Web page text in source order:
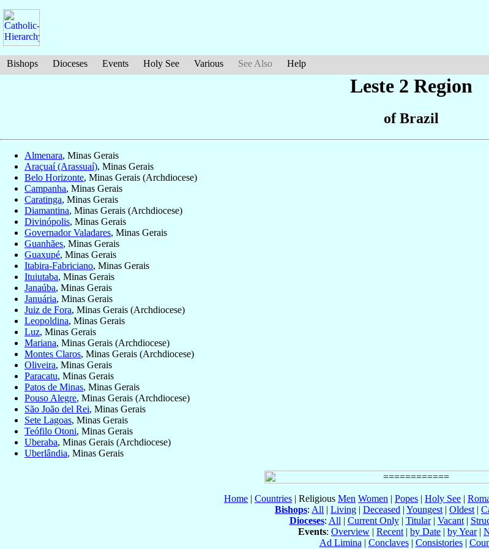
Bishops Dioceses Events Holy See Various See Also Help
Leste 2 Region
of Brazil
Almenara, Minas Gerais
Araçuaí (Arassuaí), Minas Gerais
Belo Horizonte, Minas Gerais (Archdiocese)
Campanha, Minas Gerais
Caratinga, Minas Gerais
Diamantina, Minas Gerais (Archdiocese)
Divinópolis, Minas Gerais
Governador Valadares, Minas Gerais
Guanhães, Minas Gerais
Guaxupé, Minas Gerais
Itabira-Fabriciano, Minas Gerais
Ituiutaba, Minas Gerais
Janaúba, Minas Gerais
Januária, Minas Gerais
Juiz de Fora, Minas Gerais (Archdiocese)
Leopoldina, Minas Gerais
Luz, Minas Gerais
Mariana, Minas Gerais (Archdiocese)
Montes Claros, Minas Gerais (Archdiocese)
Oliveira, Minas Gerais
Paracatu, Minas Gerais
Patos de Minas, Minas Gerais
Pouso Alegre, Minas Gerais (Archdiocese)
São João del Rei, Minas Gerais
Sete Lagoas, Minas Gerais
Teófilo Otoni, Minas Gerais
Uberaba, Minas Gerais (Archdiocese)
Uberlândia, Minas Gerais
Home | Countries | Religious Men Women | Popes | Holy See |
Bishops: All | Living | Deceased | Youngest | Oldest |
Dioceses: All | Current Only| Titular| Vacant|
Events: Overview | Recent | by Date | by Year|
Ad Limina | Conclaves| Consistories|